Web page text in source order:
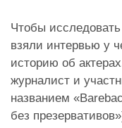
Чтобы
взяли интервью у
историю об
журналист и
названием
без